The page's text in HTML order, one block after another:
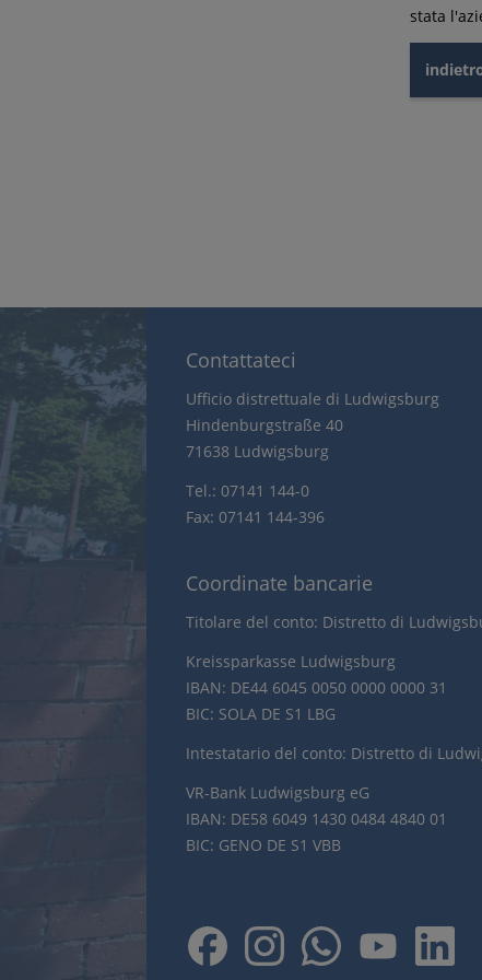
stata
Contattateci
Ufficio distrettuale di Ludwigsburg
Hindenburgstraße 40
71638 Ludwigsburg
Tel.: 07141 144-0
Fax: 07141 144-396
Coordinate bancarie
Titolare del conto: Distretto di
Kreissparkasse Ludwigsburg
IBAN: DE44 6045 0050 0000 0000 31
BIC: SOLA DE S1 LBG
Intestatario del conto: Distretto di
VR-Bank Ludwigsburg eG
IBAN: DE58 6049 1430 0484 4840 01
BIC: GENO DE S1 VBB